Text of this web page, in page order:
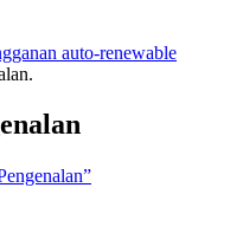
auto-renewable